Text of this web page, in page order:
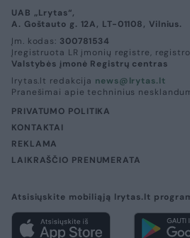
UAB „Lrytas“,
A. Goštauto g. 12A, LT-01108, Vilnius.
Įm. kodas: 300781534
Įregistruota LR įmonių registre,
Valstybės įmonė Registrų centras
lrytas.lt redakcija news@lrytas.lt
Pranešimai apie techninius
PRIVATUMO POLITIKA
KONTAKTAI
REKLAMA
LAIKRAŠČIO PRENUMERATA
Atsisiųskite mobiliąją lrytas.lt